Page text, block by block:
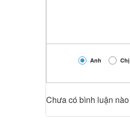
Anh Chị
Chưa có bình luận nào